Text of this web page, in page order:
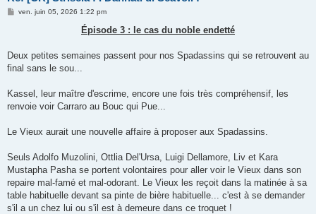
M
g
ven. juin 05, 2026 1:22 pm
Épisode 3 : le cas du noble endetté
Deux petites semaines passent pour nos Spadassins qui se retrouvent au
final sans le sou...
Kassel, leur maître d'escrime, encore une fois très compréhensif, les
renvoie voir Carraro au Bouc qui Pue...
Le Vieux aurait une nouvelle affaire à proposer aux Spadassins.
Seuls Adolfo Muzolini, Ottlia Del'Ursa, Luigi Dellamore, Liv et Kara
Mustapha Pasha se portent volontaires pour aller voir le Vieux dans son
repaire mal-famé et mal-odorant. Le Vieux les reçoit dans la matinée à sa
table habituelle devant sa pinte de bière habituelle... c'est à se demander
s'il a un chez lui ou s'il est à demeure dans ce troquet !